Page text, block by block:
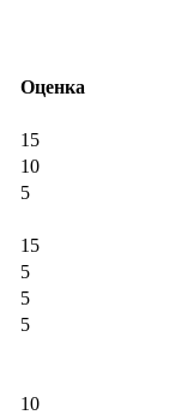
Оценка
15
10
5
15
5
5
5
10